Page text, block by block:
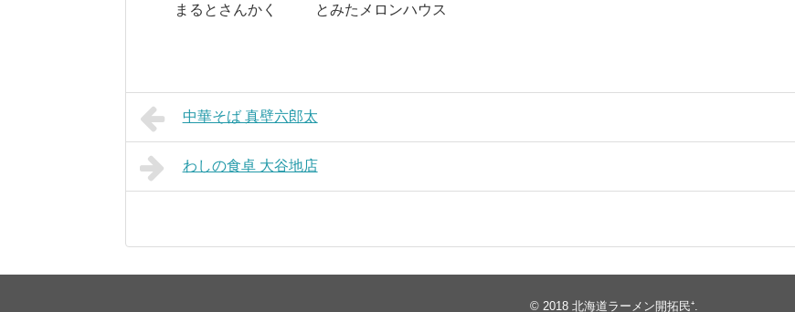
まるとさんかく とみたメロンハウス
中華そば 真壁六郎太
わしの食卓 大谷地店
© 2018 北海道ラーメン開拓民⁺